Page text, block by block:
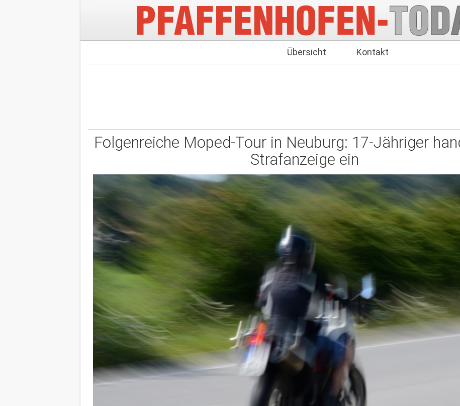
Übersicht Kontakt
Folgenreiche Moped-Tour in Neuburg: 17-Jähriger
Strafanzeige ein